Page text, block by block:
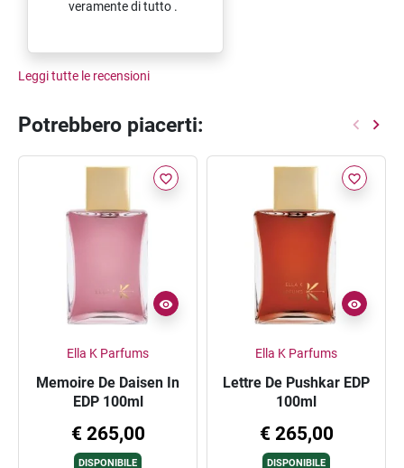
veramente di tutto .
Leggi tutte le recensioni
Potrebbero piacerti:
favorite_border
Ella K Parfums
Memoire De Daisen In
EDP 100ml
€ 265,00
DISPONIBILE
favorite_border
Ella K Parfums
Lettre De Pushkar EDP
100ml
€ 265,00
DISPONIBILE